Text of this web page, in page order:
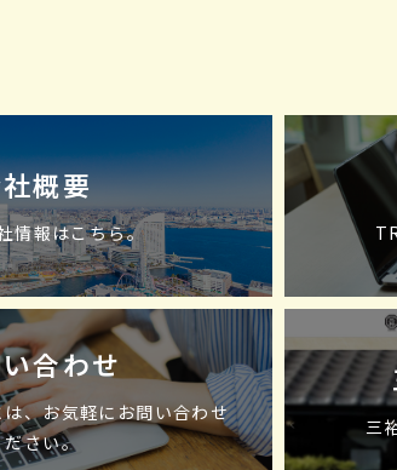
概要
情報はこちら。
合わせ
、お気軽にお問い合わせ
ださい。
三